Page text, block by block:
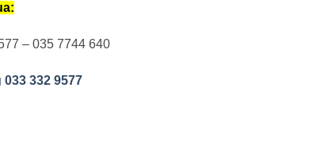
– 035 7744 640
332 9577